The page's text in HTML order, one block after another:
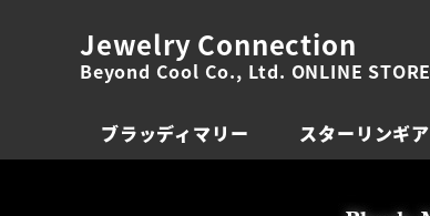
Jewelry Connection
Beyond Cool Co., Ltd. ONLINE STORE
ブラッディマリー スターリンギア